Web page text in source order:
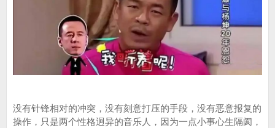
没有针锋相对的冲突，没有刻意打压的手段，没有恶意报复的
操作，只是两个性格迥异的音乐人，因为一点小事心生隔阂，